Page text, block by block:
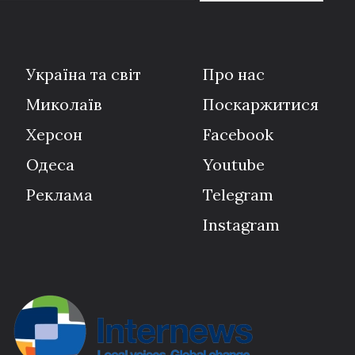
Україна та світ
Миколаїв
Херсон
Одеса
Реклама
Про нас
Поскаржитися
Facebook
Youtube
Telegram
Instagram